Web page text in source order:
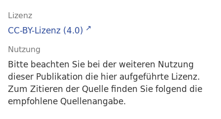
Lizenz
CC-BY-Lizenz (4.0)
Nutzung
Bitte beachten Sie bei der weiteren Nutzung
dieser Publikation die hier aufgeführte Lizenz.
Zum Zitieren der Quelle finden Sie folgend die
empfohlene Quellenangabe.